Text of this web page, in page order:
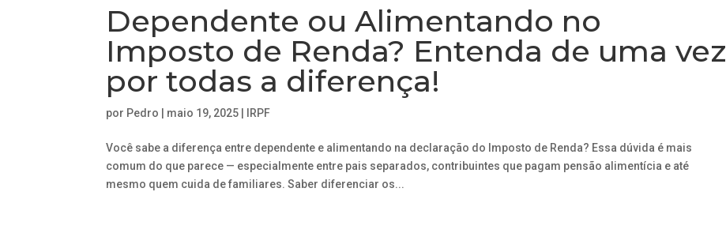
Dependente ou Alimentando no
Imposto de Renda? Entenda de uma vez
por todas a diferença!
por Pedro maio 19, 2025 IRPF
Você sabe a diferença entre dependente e alimentando na declaração do Imposto de Renda? Essa dúvida é mais
comum do que parece — especialmente entre pais separados, contribuintes que pagam pensão alimentícia e até
mesmo quem cuida de familiares. Saber diferenciar os...